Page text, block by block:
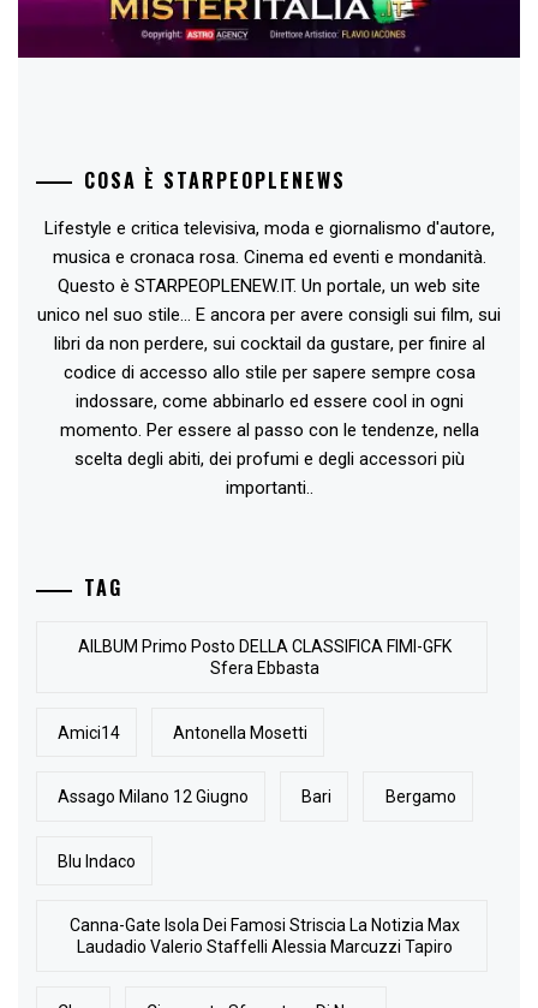
COSA È STARPEOPLENEWS
Lifestyle e critica televisiva, moda e giornalismo d'autore,
musica e cronaca rosa. Cinema ed eventi e mondanità.
Questo è STARPEOPLENEW.IT. Un portale, un web site
unico nel suo stile... E ancora per avere consigli sui film, sui
libri da non perdere, sui cocktail da gustare, per finire al
codice di accesso allo stile per sapere sempre cosa
indossare, come abbinarlo ed essere cool in ogni
momento. Per essere al passo con le tendenze, nella
scelta degli abiti, dei profumi e degli accessori più
importanti..
TAG
AlLBUM Primo Posto DELLA CLASSIFICA FIMI-GFK
Sfera Ebbasta
Amici14 Antonella Mosetti
Assago Milano 12 Giugno Bari Bergamo
Blu Indaco
Canna-Gate Isola Dei Famosi Striscia La Notizia Max
Laudadio Valerio Staffelli Alessia Marcuzzi Tapiro